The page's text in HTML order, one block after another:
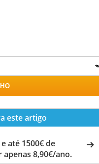
este artigo
até 1500€ de
8,90€/ano.